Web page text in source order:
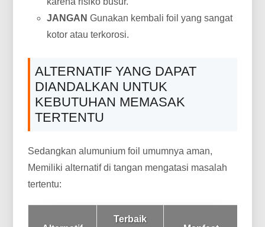
JANGAN Gunakan kembali foil yang sangat
kotor atau terkorosi.
ALTERNATIF YANG DAPAT
DIANDALKAN UNTUK
KEBUTUHAN MEMASAK
TERTENTU
Sedangkan alumunium foil umumnya aman,
Memiliki alternatif di tangan mengatasi masalah
tertentu:
Terbaik